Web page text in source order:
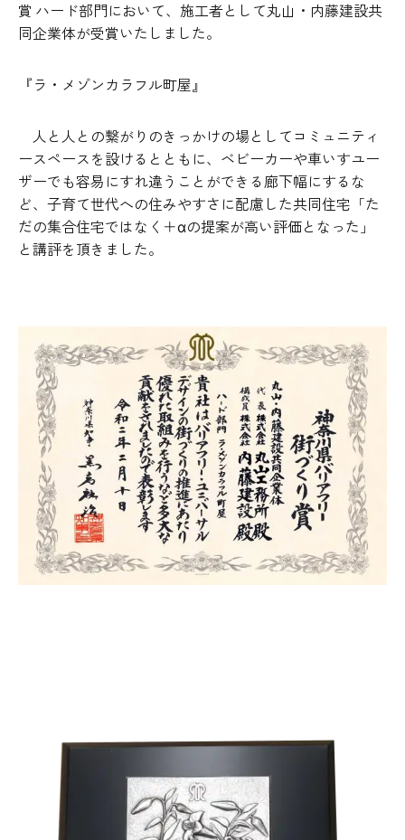
賞 ハード部門において、施工者として丸山・内藤建設共
同企業体が受賞いたしました。
『ラ・メゾンカラフル町屋』
人と人との繋がりのきっかけの場としてコミュニティ
ースペースを設けるとともに、ベビーカーや車いすユー
ザーでも容易にすれ違うことができる廊下幅にするな
ど、子育て世代への住みやすさに配慮した共同住宅「た
だの集合住宅ではなく＋αの提案が高い評価となった」
と講評を頂きました。